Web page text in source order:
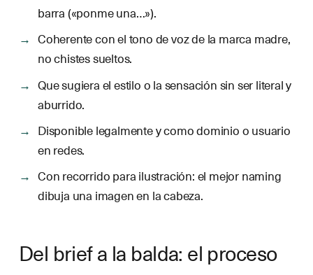
barra («ponme una…»).
Coherente con el tono de voz de la marca madre,
no chistes sueltos.
Que sugiera el estilo o la sensación sin ser literal y
aburrido.
Disponible legalmente y como dominio o usuario
en redes.
Con recorrido para ilustración: el mejor naming
dibuja una imagen en la cabeza.
Del brief a la balda: el proceso